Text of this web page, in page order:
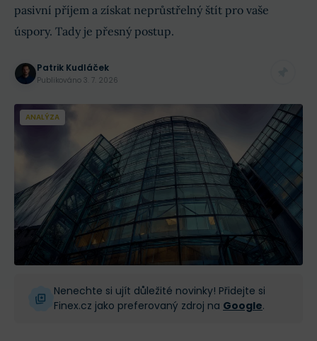
pasivní příjem a získat neprůstřelný štít pro vaše
úspory. Tady je přesný postup.
Patrik Kudláček
Publikováno 3. 7. 2026
ANALÝZA
Nenechte si ujít důležité novinky! Přidejte si
Finex.cz jako preferovaný zdroj na Google.